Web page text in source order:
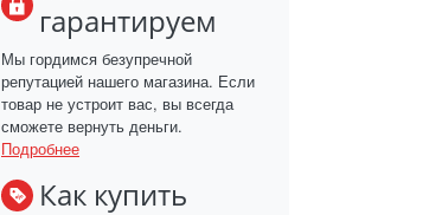
гарантируем
Мы гордимся безупречной
репутацией нашего магазина. Если
товар не устроит вас, вы всегда
сможете вернуть деньги.
Подробнее
Как купить